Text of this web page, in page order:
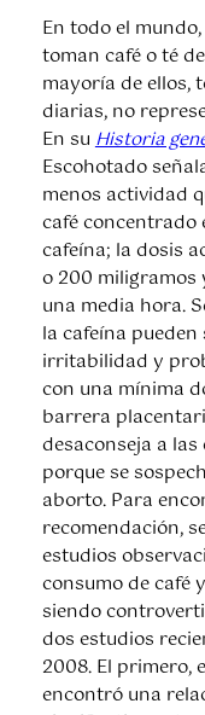
En todo el
toman café o té
mayoría de ellos,
diarias, no
En suHistoria
Escohotado
menos actividad
café concentrado
cafeína; la dosis
o 200 miligramos
una media hora.
la cafeína
irritabilidad y
con una mínima
barrera
desaconseja a
porque se
aborto. Para
recomendación,
estudios
consumo de café
siendo
dos estudios
2008. El primero,
encontró una